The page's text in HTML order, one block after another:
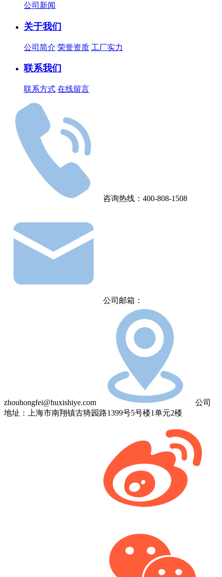
公司新闻
关于我们
公司简介 荣誉资质 工厂实力
联系我们
联系方式 在线留言
咨询热线：400-808-1508
公司邮箱：
zhouhongfei@huxishiye.com
公司
地址：上海市南翔镇古猗园路1399号5号楼1单元2楼